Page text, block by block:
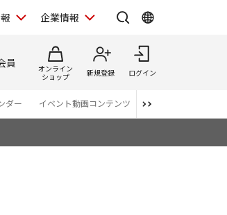
企業情報
員
オンライン
ショップ
新規登録 ログイン
ダー イベント動画コンテンツ 番組スタッフが語